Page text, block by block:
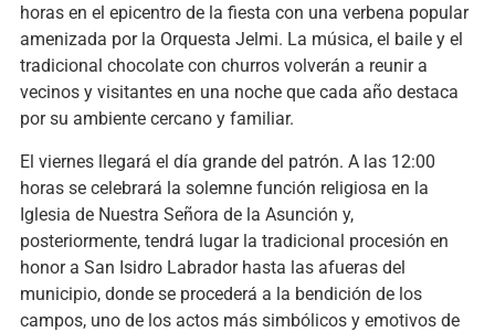
horas en el epicentro de la fiesta con una verbena popular
amenizada por la Orquesta Jelmi. La música, el baile y el
tradicional chocolate con churros volverán a reunir a
vecinos y visitantes en una noche que cada año destaca
por su ambiente cercano y familiar.
El viernes llegará el día grande del patrón. A las 12:00
horas se celebrará la solemne función religiosa en la
Iglesia de Nuestra Señora de la Asunción y,
posteriormente, tendrá lugar la tradicional procesión en
honor a San Isidro Labrador hasta las afueras del
municipio, donde se procederá a la bendición de los
campos, uno de los actos más simbólicos y emotivos de